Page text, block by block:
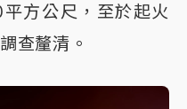
方公尺，至於起火
查釐清。